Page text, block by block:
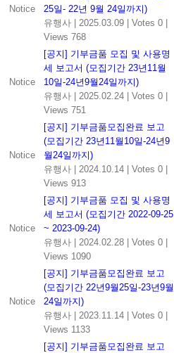
Notice
25일- 22년 9월 24일까지)
유행사
2025.03.09 Votes 0
Views 768
Notice
[공지] 기부금품 모집 및 사용명
세 보고서 (모집기간 23년11월
10일-24년9월24일까지)
유행사
2025.02.24 Votes 0
Views 751
Notice
[공지] 기부금품모집완료 보고
(모집기간 23년11월10일-24년9
월24일까지)
유행사
2024.10.14 Votes 0
Views 913
Notice
[공지] 기부금품 모집 및 사용명
세 보고서 (모집기간 2022-09-25
~ 2023-09-24)
유행사
2024.02.28 Votes 0
Views 1090
Notice
[공지] 기부금품모집완료 보고
(모집기간 22년9월25일-23년9월
24일까지)
유행사
2023.11.14 Votes 0
Views 1133
[공지] 기부금품모집완료 보고